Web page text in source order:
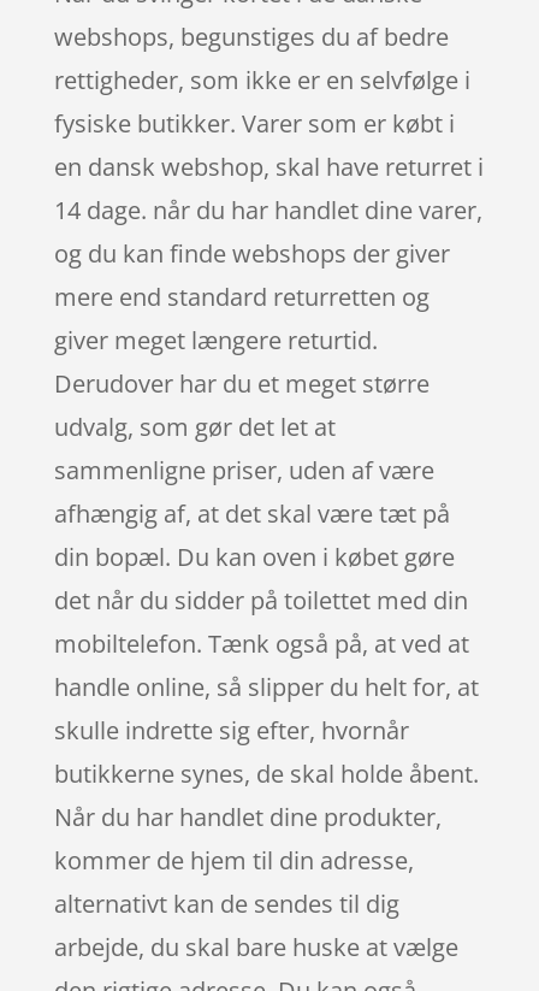
webshops, begunstiges du af bedre
rettigheder, som ikke er en selvfølge i
fysiske butikker. Varer som er købt i
en dansk webshop, skal have returret i
14 dage. når du har handlet dine varer,
og du kan finde webshops der giver
mere end standard returretten og
giver meget længere returtid.
Derudover har du et meget større
udvalg, som gør det let at
sammenligne priser, uden af være
afhængig af, at det skal være tæt på
din bopæl. Du kan oven i købet gøre
det når du sidder på toilettet med din
mobiltelefon. Tænk også på, at ved at
handle online, så slipper du helt for, at
skulle indrette sig efter, hvornår
butikkerne synes, de skal holde åbent.
Når du har handlet dine produkter,
kommer de hjem til din adresse,
alternativt kan de sendes til dig
arbejde, du skal bare huske at vælge